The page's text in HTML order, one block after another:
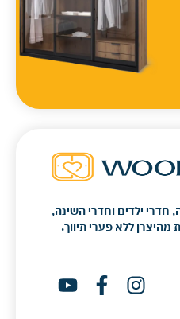
חדרי ילדים וחדרי השינה,
מהיצרן ללא פערי תיווך.